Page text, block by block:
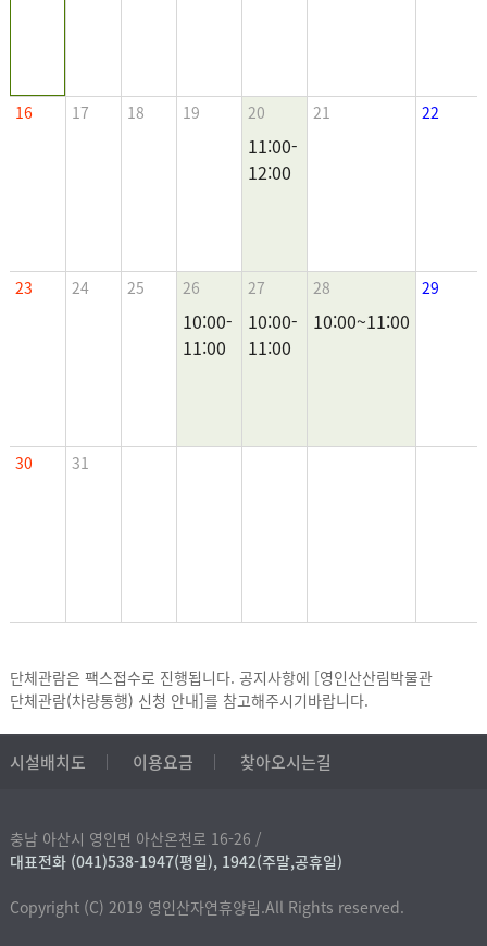
16 17 18 19 20
11:00-
12:00
21 22
23 24 25 26
10:00-
11:00
27
10:00-
11:00
28
10:00~11:00
29
30 31
단체관람은 팩스접수로 진행됩니다. 공지사항에 [영인산산림박물관
단체관람(차량통행) 신청 안내]를 참고해주시기바랍니다.
시설배치도 이용요금 찾아오시는길
충남 아산시 영인면 아산온천로 16-26 /
대표전화 (041)538-1947(평일), 1942(주말,공휴일)
Copyright (C) 2019 영인산자연휴양림.All Rights reserved.